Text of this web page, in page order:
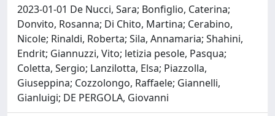
2023-01-01 De Nucci, Sara; Bonfiglio, Caterina;
Donvito, Rosanna; Di Chito, Martina; Cerabino,
Nicole; Rinaldi, Roberta; Sila, Annamaria; Shahini,
Endrit; Giannuzzi, Vito; letizia pesole, Pasqua;
Coletta, Sergio; Lanzilotta, Elsa; Piazzolla,
Giuseppina; Cozzolongo, Raffaele; Giannelli,
Gianluigi; DE PERGOLA, Giovanni